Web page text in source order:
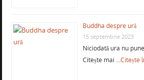
Buddha despre ură
15 septembrie 2023
Niciodată ura nu
Citește mai …Citește